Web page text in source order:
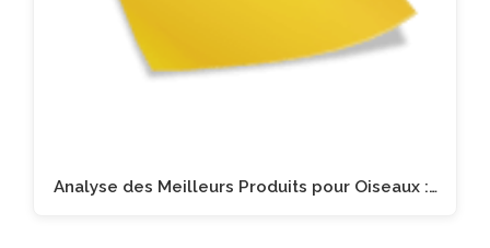
Analyse des Meilleurs Produits pour Oiseaux :…